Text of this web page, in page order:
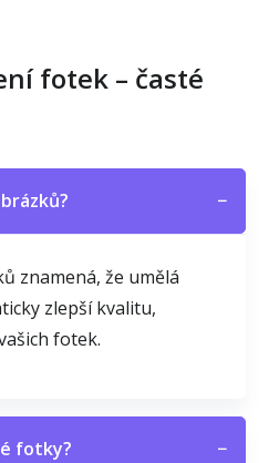
fotek – časté
−
znamená, že umělá
zlepší kvalitu,
fotek.
fotky? −